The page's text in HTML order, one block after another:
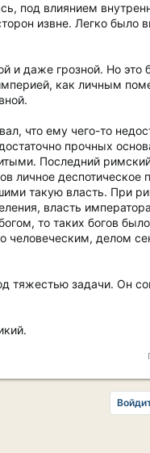
под влиянием
извне. Легко было
даже грозной. Но это
как личным
что ему чего-то
прочных
Последний
личное деспотическое
такую власть. При
власть
то таких богов
делом
тяжестью задачи. Он